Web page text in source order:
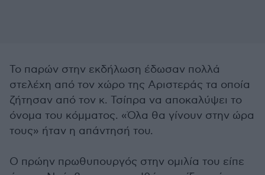
Το παρών στην εκδήλωση έδωσαν πολλά
στελέχη από τον χώρο της Αριστεράς τα οποία
ζήτησαν από τον κ. Τσίπρα να αποκαλύψει το
όνομα του κόμματος. «Όλα θα γίνουν στην ώρα
τους» ήταν η απάντησή του.
Ο πρώην πρωθυπουργός στην ομιλία του είπε